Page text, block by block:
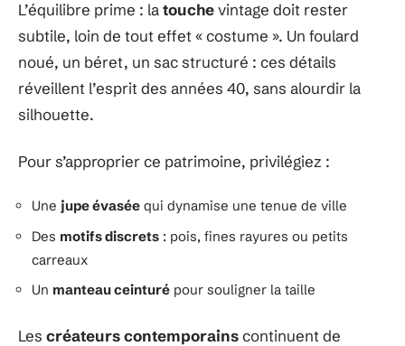
L’équilibre prime : latouchevintage doit rester
subtile, loin de tout effet « costume ». Un foulard
noué, un béret, un sac structuré : ces détails
réveillent l’esprit des années 40, sans alourdir la
silhouette.
Pour s’approprier ce patrimoine, privilégiez :
Une jupe évasée qui dynamise une tenue de ville
Des motifs discrets : pois, fines rayures ou petits
carreaux
Un manteau ceinturé pour souligner la taille
Les créateurs contemporainscontinuent de